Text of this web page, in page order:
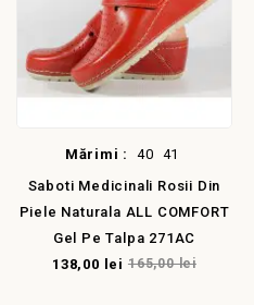
Mărimi : 40 41
Saboti Medicinali Rosii Din
Piele Naturala ALL COMFORT
Gel Pe Talpa 271AC
138,00 lei 165,00 lei